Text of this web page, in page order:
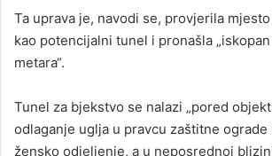
Ta uprava je, navodi se, provjerila
kao potencijalni tunel i pronašla
metara“.
Tunel za bjekstvo se nalazi „pored
odlaganje uglja u pravcu zaštitne ograde
žensko odjeljenje, a u neposrednoj